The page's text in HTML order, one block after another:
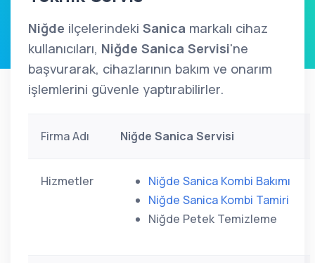
Niğde ilçelerindeki Sanica markalı cihaz
kullanıcıları, Niğde Sanica Servisi'ne
başvurarak, cihazlarının bakım ve onarım
işlemlerini güvenle yaptırabilirler.
Firma Adı Niğde Sanica Servisi
Hizmetler
Niğde Sanica Kombi Bakımı
Niğde Sanica Kombi Tamiri
Niğde Petek Temizleme